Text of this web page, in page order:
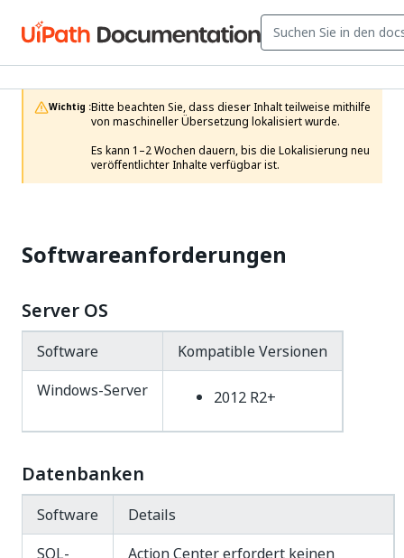
Wichtig :Bitte beachten Sie, dass dieser Inhalt teilweise mithilfe
von maschineller Übersetzung lokalisiert wurde.
Es kann 1–2 Wochen dauern, bis die Lokalisierung neu
veröffentlichter Inhalte verfügbar ist.
Softwareanforderungen
Server OS
Software
Kompatible Versionen
Windows-Server
2012 R2+
Datenbanken
Software
Details
SQL-
Action Center erfordert keinen